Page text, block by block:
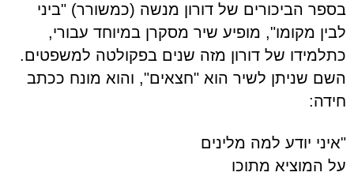
בספר הביכורים של דורון מנשה (כמשורר) "ביני
לבין מקומו", מופיע שיר מסקרן במיוחד עבורי,
כתלמידו של דורון מזה שנים בפקולטה למשפטים.
השם שניתן לשיר הוא "חצאים", והוא מונח ככתב
חידה:
"איני יודע למה מלינים
על המוציא מתוכו